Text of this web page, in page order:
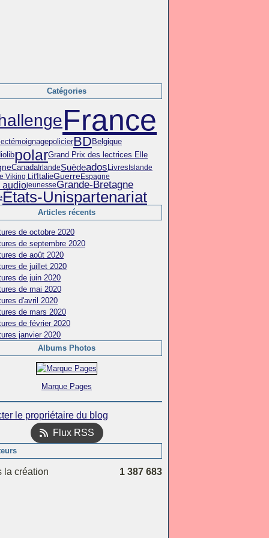
Catégories
France
témoignagepolicierBD Belgique
polarGrand Prix des lectrices Elle
CanadaIrlandeSuèdeados LivresIslande
Viking Lit' ItalieGuerreEspagne
audiojeunesseGrande-Bretagne
États-Unispartenariat
Articles récents
de octobre 2020
de septembre 2020
de août 2020
de juillet 2020
de juin 2020
de mai 2020
d'avril 2020
de mars 2020
de février 2020
janvier 2020
Albums Photos
Marque Pages
le propriétaire du blog
Flux RSS
la création 1 387 683